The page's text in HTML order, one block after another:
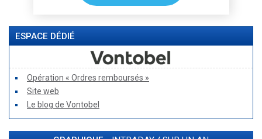
ESPACE DÉDIÉ
Opération « Ordres remboursés »
Site web
Le blog de Vontobel